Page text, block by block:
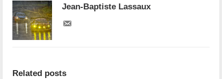
Jean-Baptiste Lassaux
Related posts